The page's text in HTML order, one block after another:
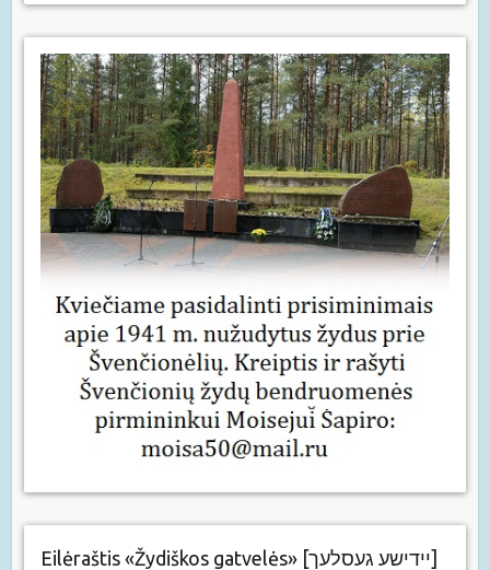
Eilėraštis «Žydiškos gatvelės» [יידישע געסלעך]